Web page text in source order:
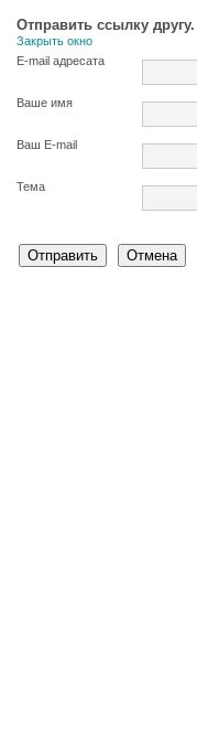
Отправить ссылку другу.
Закрыть окно
E-mail адресата
Ваше имя
Ваш E-mail
Тема
Отправить Отмена